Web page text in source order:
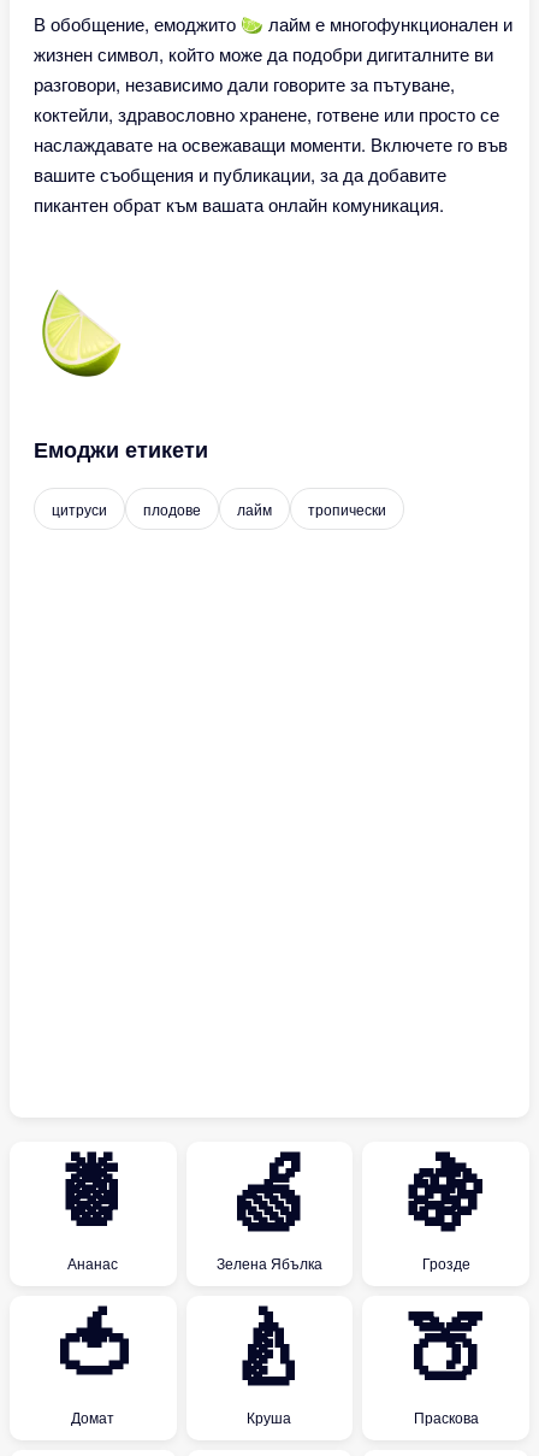
В обобщение, емоджито 🍋‍🟩 лайм е многофункционален и
жизнен символ, който може да подобри дигиталните ви
разговори, независимо дали говорите за пътуване,
коктейли, здравословно хранене, готвене или просто се
наслаждавате на освежаващи моменти. Включете го във
вашите съобщения и публикации, за да добавите
пикантен обрат към вашата онлайн комуникация.
Емоджи етикети
цитруси плодове лайм тропически
🍍
Ананас
🍏
Зелена Ябълка
🍇
Грозде
🍅
Домат
🍐
Круша
🍑
Праскова